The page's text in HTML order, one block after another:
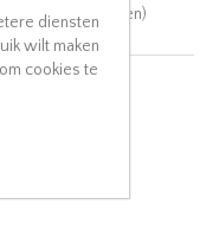
diverse groenten)
diensten
wilt maken
cookies te